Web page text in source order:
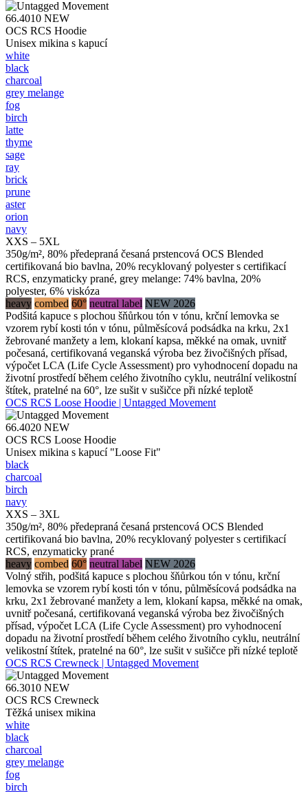
66.4010 NEW
OCS RCS Hoodie
Unisex mikina s kapucí
white
black
charcoal
grey melange
fog
birch
latte
thyme
sage
ray
brick
prune
aster
orion
navy
XXS – 5XL
350g/m², 80% předepraná česaná prstencová OCS Blended
certifikovaná bio bavlna, 20% recyklovaný polyester s certifikací
RCS, enzymaticky prané, grey melange: 74% bavlna, 20%
polyester, 6% viskóza
heavy combed 60° neutral label NEW 2026
Podšitá kapuce s plochou šňůrkou tón v tónu, krční lemovka se
vzorem rybí kosti tón v tónu, půlměsícová podsádka na krku, 2x1
žebrované manžety a lem, klokaní kapsa, měkké na omak, uvnitř
počesaná, certifikovaná veganská výroba bez živočišných přísad,
výpočet LCA (Life Cycle Assessment) pro vyhodnocení dopadu na
životní prostředí během celého životního cyklu, neutrální velikostní
štítek, pratelné na 60°, lze sušit v sušičce při nízké teplotě
OCS RCS Loose Hoodie | Untagged Movement
66.4020 NEW
OCS RCS Loose Hoodie
Unisex mikina s kapucí "Loose Fit"
black
charcoal
birch
navy
XXS – 3XL
350g/m², 80% předepraná česaná prstencová OCS Blended
certifikovaná bio bavlna, 20% recyklovaný polyester s certifikací
RCS, enzymaticky prané
heavy combed 60° neutral label NEW 2026
Volný střih, podšitá kapuce s plochou šňůrkou tón v tónu, krční
lemovka se vzorem rybí kosti tón v tónu, půlměsícová podsádka na
krku, 2x1 žebrované manžety a lem, klokaní kapsa, měkké na omak,
uvnitř počesaná, certifikovaná veganská výroba bez živočišných
přísad, výpočet LCA (Life Cycle Assessment) pro vyhodnocení
dopadu na životní prostředí během celého životního cyklu, neutrální
velikostní štítek, pratelné na 60°, lze sušit v sušičce při nízké teplotě
OCS RCS Crewneck | Untagged Movement
66.3010 NEW
OCS RCS Crewneck
Těžká unisex mikina
white
black
charcoal
grey melange
fog
birch